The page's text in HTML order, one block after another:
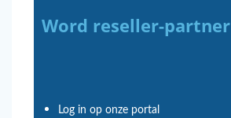
Word reseller-partner
Log in op onze portal